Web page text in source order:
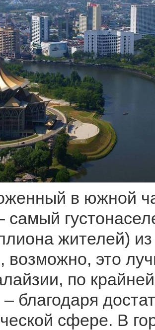
в южной
самый
жителей) из
возможно, это
по
– благодаря
сфере. В